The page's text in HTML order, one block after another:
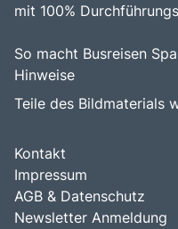
mit 100%
So macht Busreisen
Hinweise
Teile des Bildmaterials
Kontakt
Impressum
AGB & Datenschutz
Newsletter Anmeldung